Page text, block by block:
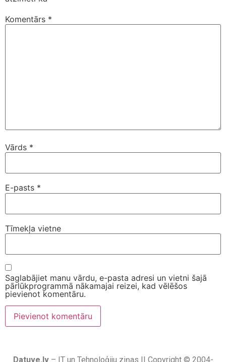
Komentārs *
Vārds *
E-pasts *
Tīmekļa vietne
Saglabājiet manu vārdu, e-pasta adresi un vietni šajā
pārlūkprogrammā nākamajai reizei, kad vēlēšos
pievienot komentāru.
Datuve.lv– IT un Tehnoloģiju ziņas || Copyright © 2004-